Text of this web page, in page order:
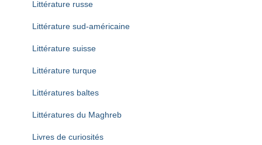
Littérature russe
Littérature sud-américaine
Littérature suisse
Littérature turque
Littératures baltes
Littératures du Maghreb
Livres de curiosités